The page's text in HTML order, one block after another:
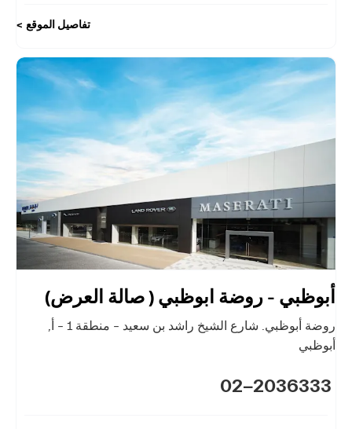
تفاصيل الموقع
أبوظبي - روضة ابوظبي ( صالة العرض)
روضة أبوظبي. شارع الشيخ راشد بن سعيد – منطقة 1 – أ
,
أبوظبي
02-2036333